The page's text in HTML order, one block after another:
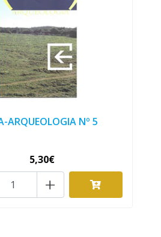
ARQUEOLOGIA Nº 5
5,30€
+